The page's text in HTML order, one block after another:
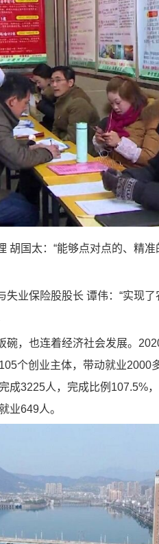
国太：“能够点对点的、精准
保险股股长 谭伟：“实现了
，也连着经济社会发展。
个创业主体，带动就业2000
成3225人，完成比例107.5%
业649人。